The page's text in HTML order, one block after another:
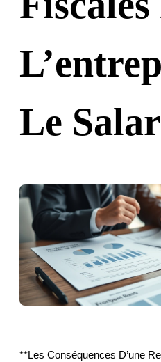
Le
**Les Conséquences D’une